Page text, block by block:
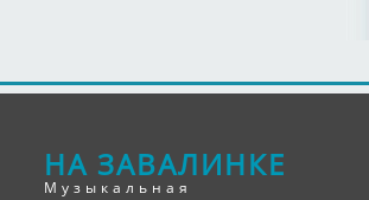
НА ЗАВАЛИНКЕ
Музыкальная